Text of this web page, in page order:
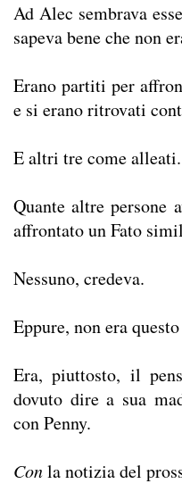
Ad Alec sembrava
sapeva bene che non
Erano partiti per
e si erano ritrovati
E altri tre come alleati.
Quante altre persone
affrontato un Fato
Nessuno, credeva.
Eppure, non era
Era, piuttosto, il
dovuto dire a sua
con Penny.
Conla notizia del